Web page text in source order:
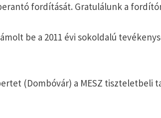
fordítását. Gratulálunk a
be a 2011 évi sokoldalú
(Dombóvár) a MESZ tiszteletbeli